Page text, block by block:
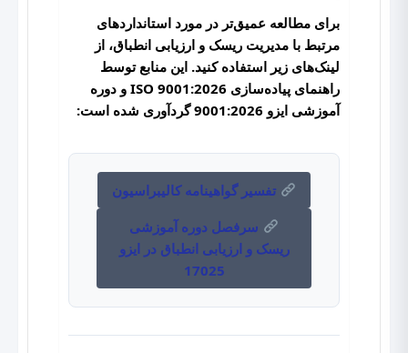
برای مطالعه عمیق‌تر در مورد استانداردهای
مرتبط با مدیریت ریسک و ارزیابی انطباق، از
لینک‌های زیر استفاده کنید. این منابع توسط
راهنمای پیاده‌سازی ISO 9001:2026
و دوره
آموزشی ایزو 9001:2026
گردآوری شده است:
تفسیر گواهینامه کالیبراسیون
سرفصل دوره آموزشی
ریسک و ارزیابی انطباق در ایزو
17025